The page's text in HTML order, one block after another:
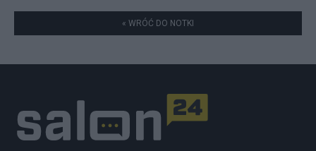
« WRÓĆ DO NOTKI